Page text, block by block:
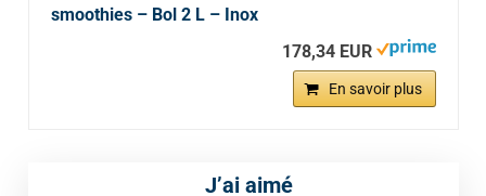
smoothies – Bol 2 L – Inox
178,34 EUR
En savoir plus
J’ai aimé